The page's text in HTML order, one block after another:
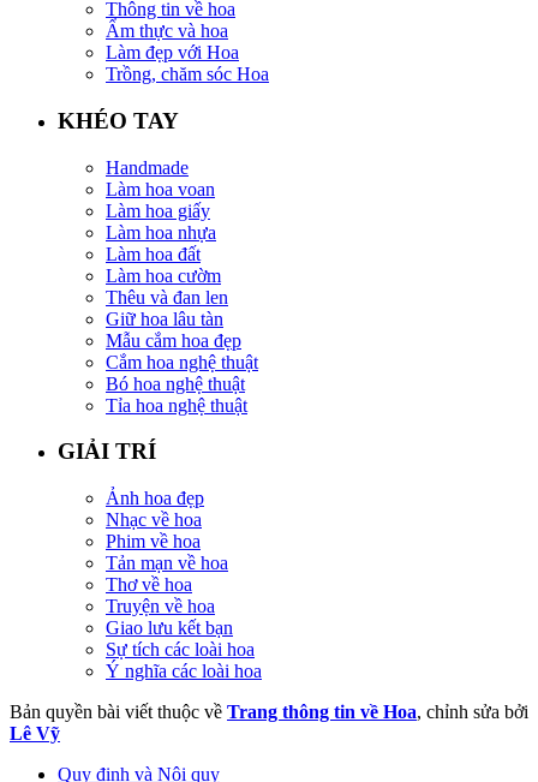
Thông tin về hoa
Ẩm thực và hoa
Làm đẹp với Hoa
Trồng, chăm sóc Hoa
KHÉO TAY
Handmade
Làm hoa voan
Làm hoa giấy
Làm hoa nhựa
Làm hoa đất
Làm hoa cườm
Thêu và đan len
Giữ hoa lâu tàn
Mẫu cắm hoa đẹp
Cắm hoa nghệ thuật
Bó hoa nghệ thuật
Tỉa hoa nghệ thuật
GIẢI TRÍ
Ảnh hoa đẹp
Nhạc về hoa
Phim về hoa
Tản mạn về hoa
Thơ về hoa
Truyện về hoa
Giao lưu kết bạn
Sự tích các loài hoa
Ý nghĩa các loài hoa
Bản quyền bài viết thuộc về Trang thông tin về Hoa, chỉnh sửa bởi
Lê Vỹ
Quy định và Nội quy